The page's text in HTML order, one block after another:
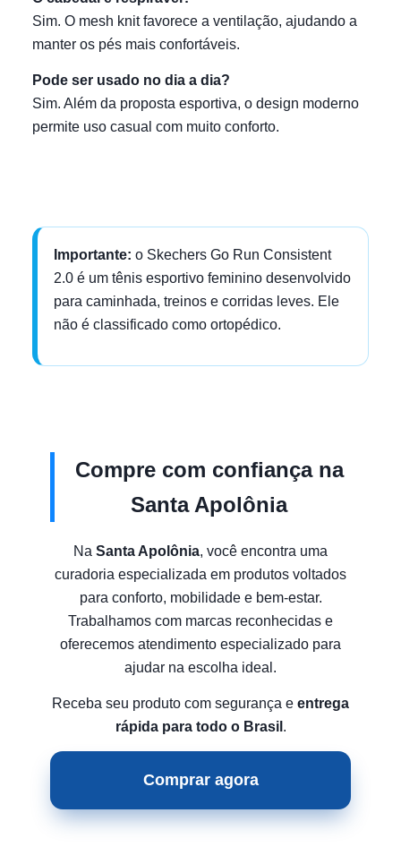
Sim. O mesh knit favorece a ventilação, ajudando a
manter os pés mais confortáveis.
Pode ser usado no dia a dia?
Sim. Além da proposta esportiva, o design moderno
permite uso casual com muito conforto.
Importante: o Skechers Go Run Consistent
2.0 é um tênis esportivo feminino desenvolvido
para caminhada, treinos e corridas leves. Ele
não é classificado como ortopédico.
Compre com confiança na
Santa Apolônia
Na Santa Apolônia, você encontra uma
curadoria especializada em produtos voltados
para conforto, mobilidade e bem-estar.
Trabalhamos com marcas reconhecidas e
oferecemos atendimento especializado para
ajudar na escolha ideal.
Receba seu produto com segurança e entrega
rápida para todo o Brasil .
Comprar agora